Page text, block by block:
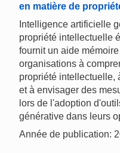
en matière de
Intelligence artificielle
propriété intellectuelle
fournit un aide
organisations à
propriété intellectuelle,
et à envisager des
lors de l'adoption
générative dans leurs
Année de publication: